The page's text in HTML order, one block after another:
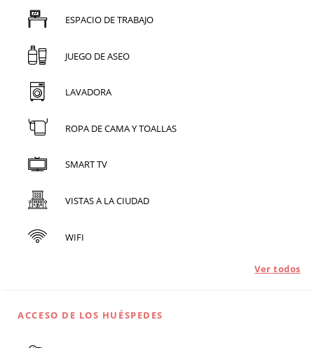
ESPACIO DE TRABAJO
JUEGO DE ASEO
LAVADORA
ROPA DE CAMA Y TOALLAS
SMART TV
VISTAS A LA CIUDAD
WIFI
Ver todos
ACCESO DE LOS HUÉSPEDES